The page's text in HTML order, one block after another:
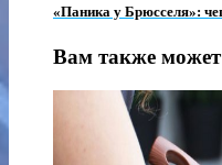
«Паника у Брюсселя»:
Вам также